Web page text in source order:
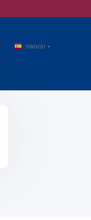
SPANISH ▼